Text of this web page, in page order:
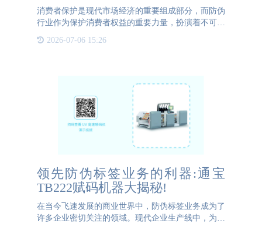
消费者保护是现代市场经济的重要组成部分，而防伪
行业作为保护消费者权益的重要力量，扮演着不可忽
企业和消费者保护之间的紧密关系不容忽视。1. 增
2026-07-06 15:26
领先防伪标签业务的利器:通宝
TB222赋码机器大揭秘!
在当今飞速发展的商业世界中，防伪标签业务成为了
许多企业密切关注的领域。现代企业生产线中，为了